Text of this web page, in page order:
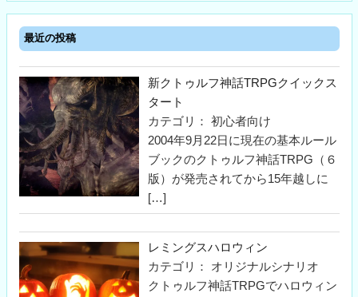
最近の投稿
新クトゥルフ神話TRPGクイックス
タート
カテゴリ： 初心者向け
2004年9月22日に現在の基本ルール
ブックのクトゥルフ神話TRPG（６
版）が発売されてから15年越しに
[…]
レミングスハロウィン
カテゴリ： オリジナルシナリオ
クトゥルフ神話TRPGでハロウィン